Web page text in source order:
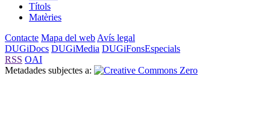
Títols
Matèries
Contacte Mapa del web Avís legal
DUGiDocs DUGiMedia DUGiFonsEspecials
RSS OAI
Metadades subjectes a: